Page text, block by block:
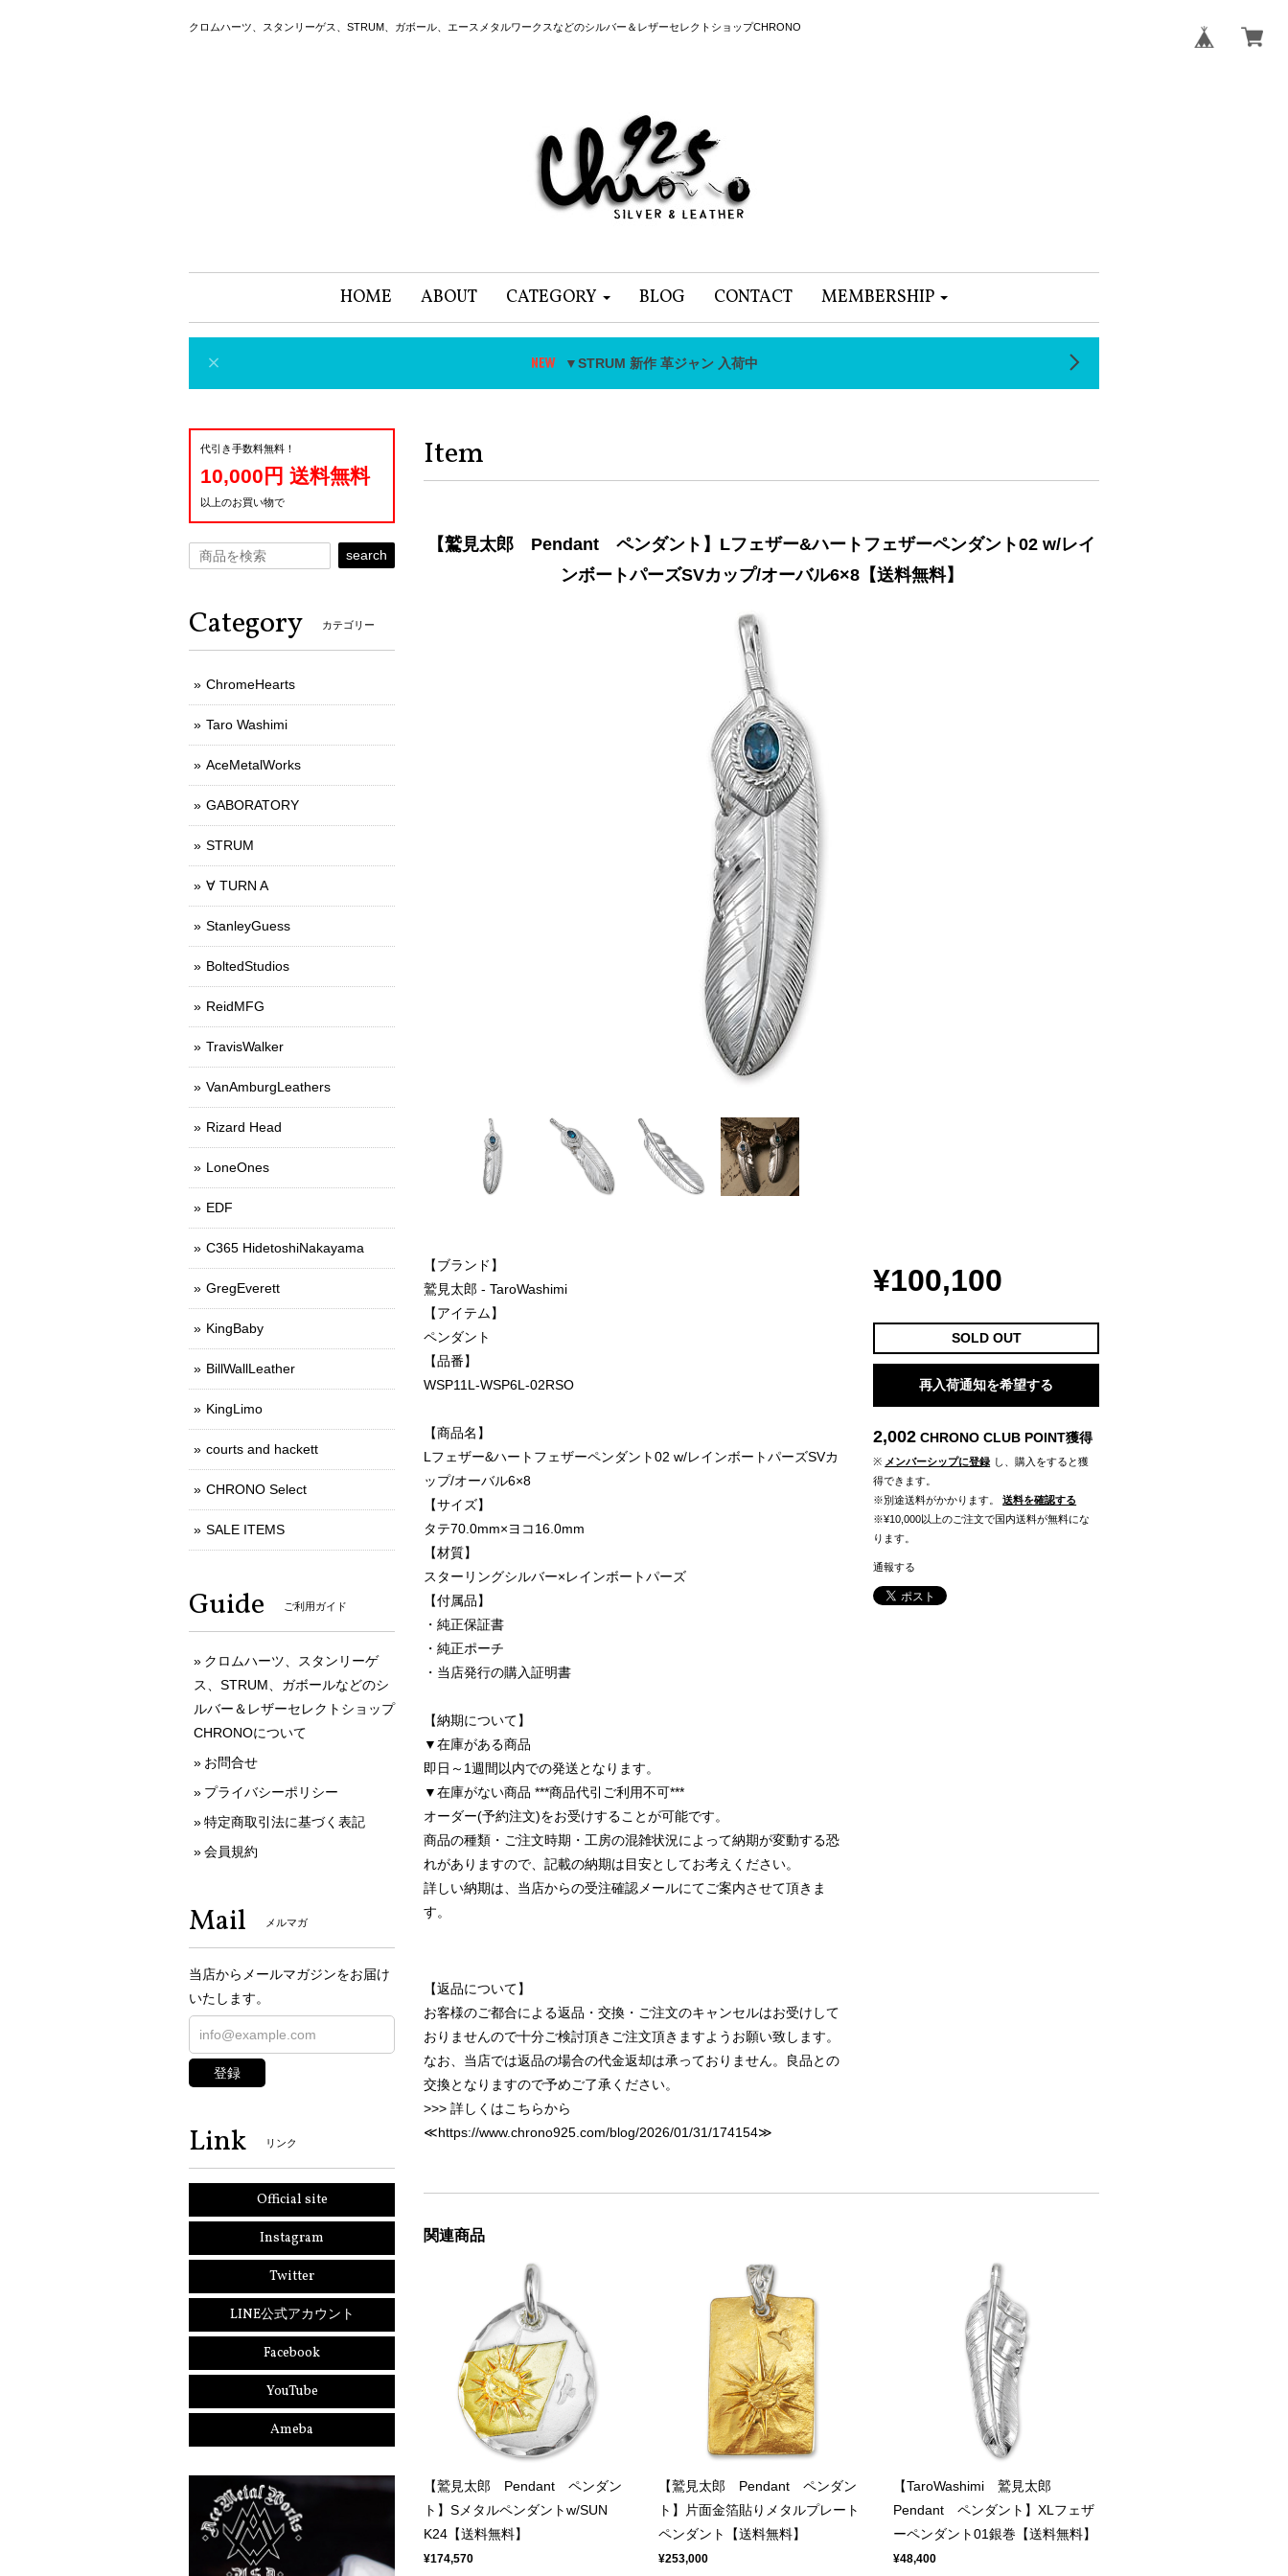
クロムハーツ、スタンリーゲス、STRUM、ガボール、エースメタルワークスなどのシルバー＆レザーセレクトショップCHRONO
HOME ABOUT CATEGORY BLOG CONTACT MEMBERSHIP
▼STRUM 新作 革ジャン 入荷中
Item
【鷲見太郎 Pendant ペンダント】Lフェザー&ハートフェザーペンダント02 w/レイ
ンボートパーズSVカップ/オーバル6×8【送料無料】
【ブランド】
鷲見太郎 - TaroWashimi
【アイテム】
ペンダント
【品番】
WSP11L-WSP6L-02RSO
【商品名】
Lフェザー&ハートフェザーペンダント02 w/レインボートパーズSVカ
ップ/オーバル6×8
【サイズ】
タテ70.0mm×ヨコ16.0mm
【材質】
スターリングシルバー×レインボートパーズ
【付属品】
・純正保証書
・純正ポーチ
・当店発行の購入証明書
【納期について】
▼在庫がある商品
即日～1週間以内での発送となります。
▼在庫がない商品 ***商品代引ご利用不可***
オーダー(予約注文)をお受けすることが可能です。
商品の種類・ご注文時期・工房の混雑状況によって納期が変動する恐
れがありますので、記載の納期は目安としてお考えください。
詳しい納期は、当店からの受注確認メールにてご案内させて頂きま
す。
【返品について】
お客様のご都合による返品・交換・ご注文のキャンセルはお受けして
おりませんので十分ご検討頂きご注文頂きますようお願い致します。
なお、当店では返品の場合の代金返却は承っておりません。良品との
交換となりますので予めご了承ください。
>>> 詳しくはこちらから
≪https://www.chrono925.com/blog/2026/01/31/174154≫
¥100,100
SOLD OUT
再入荷通知を希望する
2,002 CHRONO CLUB POINT獲得
※ メンバーシップに登録 し、購入をすると獲
得できます。
※別途送料がかかります。
送料を確認する
※¥10,000以上のご注文で国内送料が無料にな
ります。
通報する
関連商品
【鷲見太郎 Pendant ペンダン
ト】Sメタルペンダントw/SUN
K24【送料無料】
¥174,570
【鷲見太郎 Pendant ペンダン
ト】片面金箔貼りメタルプレート
ペンダント【送料無料】
¥253,000
【TaroWashimi 鷲見太郎
Pendant ペンダント】XLフェザ
ーペンダント01銀巻【送料無料】
¥48,400
代引き手数料無料！
10,000円 送料無料
以上のお買い物で
search
Category カテゴリー
ChromeHearts
Taro Washimi
AceMetalWorks
GABORATORY
STRUM
∀ TURN A
StanleyGuess
BoltedStudios
ReidMFG
TravisWalker
VanAmburgLeathers
Rizard Head
LoneOnes
EDF
C365 HidetoshiNakayama
GregEverett
KingBaby
BillWallLeather
KingLimo
courts and hackett
CHRONO Select
SALE ITEMS
Guide ご利用ガイド
クロムハーツ、スタンリーゲ
ス、STRUM、ガボールなどのシ
ルバー＆レザーセレクトショップ
CHRONOについて
お問合せ
プライバシーポリシー
特定商取引法に基づく表記
会員規約
Mail メルマガ
当店からメールマガジンをお届け
いたします。
登録
Link リンク
Official site
Instagram
Twitter
LINE公式アカウント
Facebook
YouTube
Ameba